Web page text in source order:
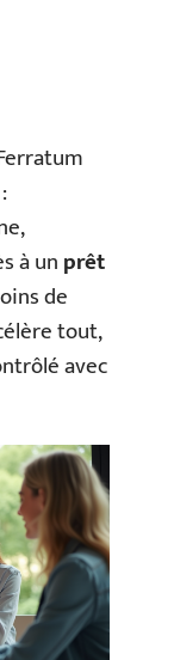
à unprêt
de
tout,
avec